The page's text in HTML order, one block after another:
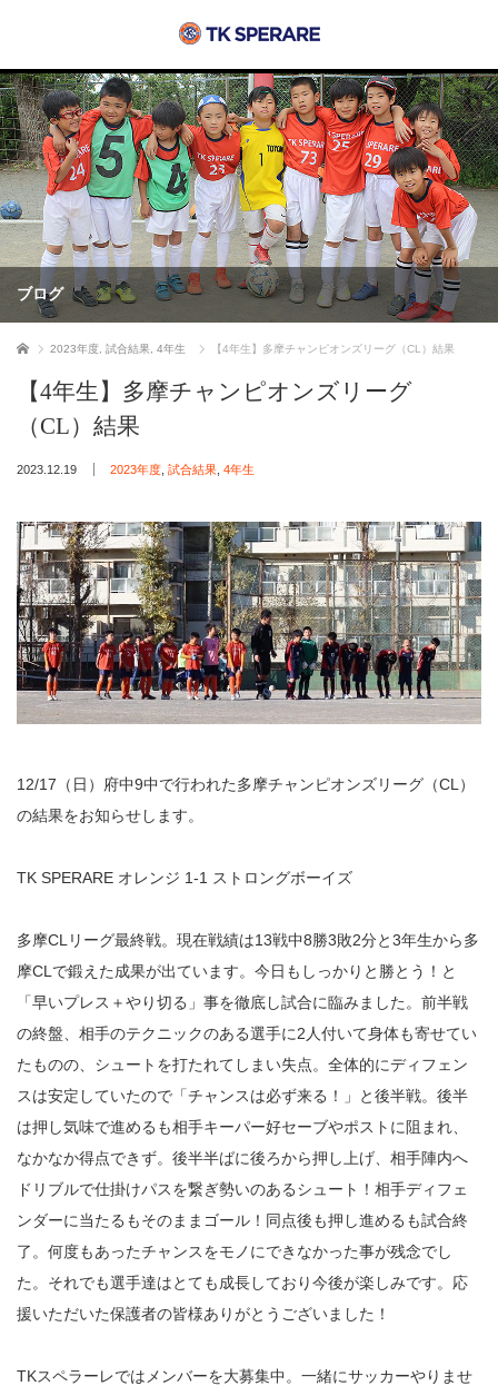
ブログ
ホーム 2023年度 試合結果 4年生 【4年生】多摩チャンピオンズリーグ（CL）結果
【4年生】多摩チャンピオンズリーグ
（CL）結果
2023.12.19 2023年度 試合結果 4年生
12/17（日）府中9中で行われた多摩チャンピオンズリーグ（CL）
の結果をお知らせします。
TK SPERARE オレンジ 1-1 ストロングボーイズ
多摩CLリーグ最終戦。現在戦績は13戦中8勝3敗2分と3年生から多
摩CLで鍛えた成果が出ています。今日もしっかりと勝とう！と
「早いプレス＋やり切る」事を徹底し試合に臨みました。前半戦
の終盤、相手のテクニックのある選手に2人付いて身体も寄せてい
たものの、シュートを打たれてしまい失点。全体的にディフェン
スは安定していたので「チャンスは必ず来る！」と後半戦。後半
は押し気味で進めるも相手キーパー好セーブやポストに阻まれ、
なかなか得点できず。後半半ばに後ろから押し上げ、相手陣内へ
ドリブルで仕掛けパスを繋ぎ勢いのあるシュート！相手ディフェ
ンダーに当たるもそのままゴール！同点後も押し進めるも試合終
了。何度もあったチャンスをモノにできなかった事が残念でし
た。それでも選手達はとても成長しており今後が楽しみです。応
援いただいた保護者の皆様ありがとうございました！
TKスペラーレではメンバーを大募集中。一緒にサッカーやりませ